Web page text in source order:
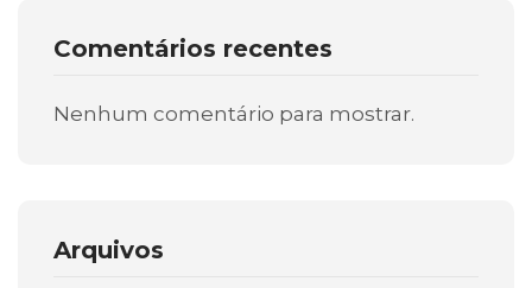
Comentários recentes
Nenhum comentário para mostrar.
Arquivos